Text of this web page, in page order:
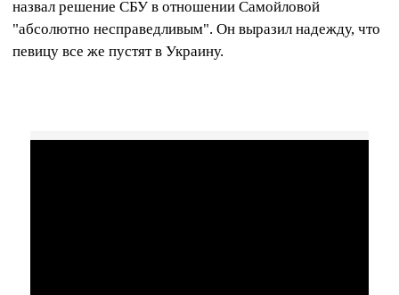
назвал решение СБУ в отношении Самойловой
"абсолютно несправедливым". Он выразил надежду, что
певицу все же пустят в Украину.